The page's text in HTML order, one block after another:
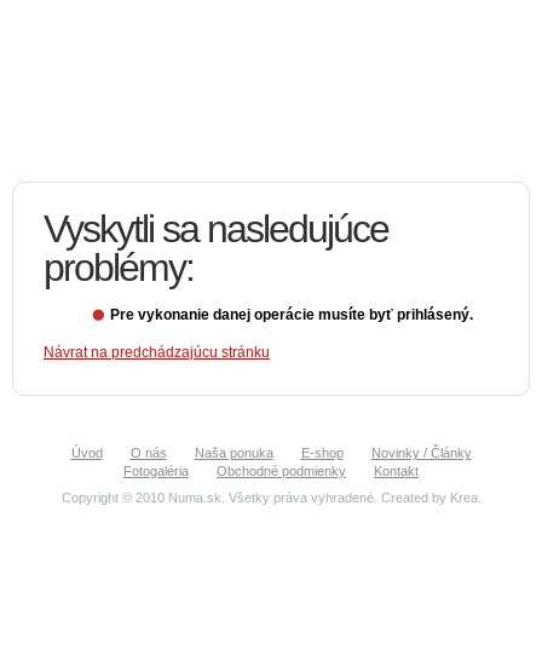
Vyskytli sa nasledujúce
problémy:
Pre vykonanie danej operácie musíte byť prihlásený.
Návrat na predchádzajúcu stránku
Úvod O nás Naša ponuka E-shop
Novinky / Články
Fotogaléria
Obchodné podmienky
Kontakt
Copyright © 2010 Numa.sk. Všetky práva vyhradené. Created by Krea.